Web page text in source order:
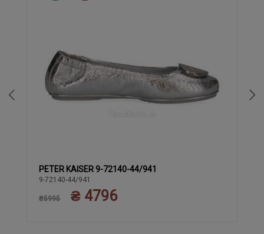
37 37.5 38 38.5 39 40
PETER KAISER 9-72140-44/941
9-72140-44/941
₴5995 ₴ 4796